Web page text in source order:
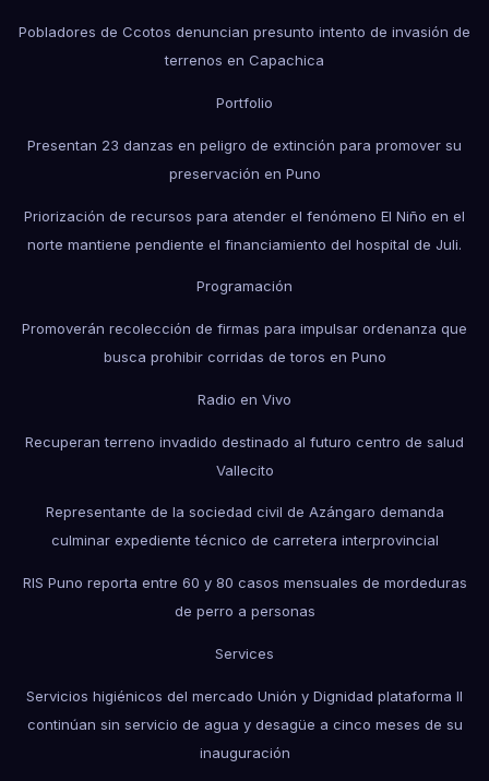
Pobladores de Ccotos denuncian presunto intento de invasión de
terrenos en Capachica
Portfolio
Presentan 23 danzas en peligro de extinción para promover su
preservación en Puno
Priorización de recursos para atender el fenómeno El Niño en el
norte mantiene pendiente el financiamiento del hospital de Juli.
Programación
Promoverán recolección de firmas para impulsar ordenanza que
busca prohibir corridas de toros en Puno
Radio en Vivo
Recuperan terreno invadido destinado al futuro centro de salud
Vallecito
Representante de la sociedad civil de Azángaro demanda
culminar expediente técnico de carretera interprovincial
RIS Puno reporta entre 60 y 80 casos mensuales de mordeduras
de perro a personas
Services
Servicios higiénicos del mercado Unión y Dignidad plataforma II
continúan sin servicio de agua y desagüe a cinco meses de su
inauguración